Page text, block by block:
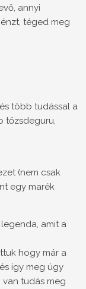
annyi
téged meg
több tudással a
tőzsdeguru,
(nem csak
egy marék
amit a
hogy már a
így meg úgy
tudás meg